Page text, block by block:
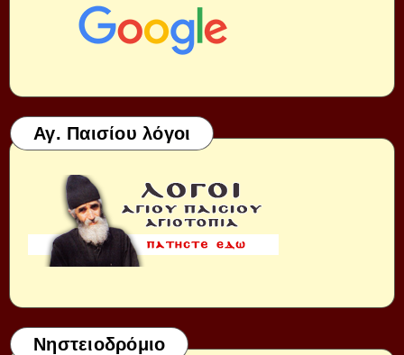
Αγ. Παισίου λόγοι
Νηστειοδρόμιο